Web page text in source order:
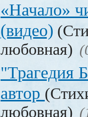
«Начало»
(видео)
любовная)
"Трагедия
автор
любовная)